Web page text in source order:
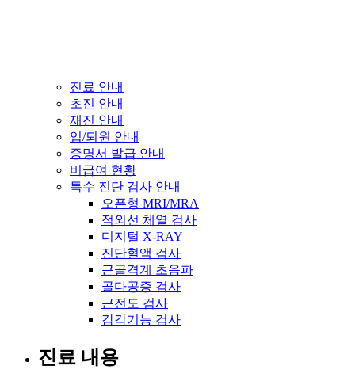
진료 안내
초진 안내
재진 안내
입/퇴원 안내
증명서 발급 안내
비급여 현황
특수 진단 검사 안내
오픈형 MRI/MRA
적외선 체열 검사
디지털 X-RAY
진단혈액 검사
근골격계 초음파
골다공증 검사
근전도 검사
감각기능 검사
진료 내용